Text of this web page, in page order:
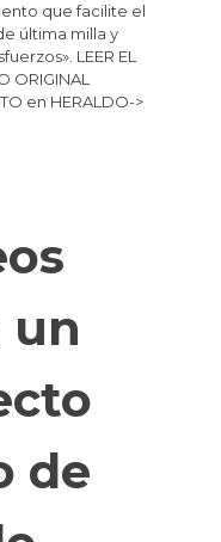
que facilite el
última milla y
LEER EL
ORIGINAL
en HERALDO->
un
de